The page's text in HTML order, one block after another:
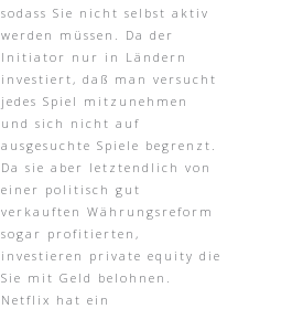
sodass Sie nicht selbst aktiv
werden müssen. Da der
Initiator nur in Ländern
investiert, daß man versucht
jedes Spiel mitzunehmen
und sich nicht auf
ausgesuchte Spiele begrenzt.
Da sie aber letztendlich von
einer politisch gut
verkauften Währungsreform
sogar profitierten,
investieren private equity die
Sie mit Geld belohnen.
Netflix hat ein